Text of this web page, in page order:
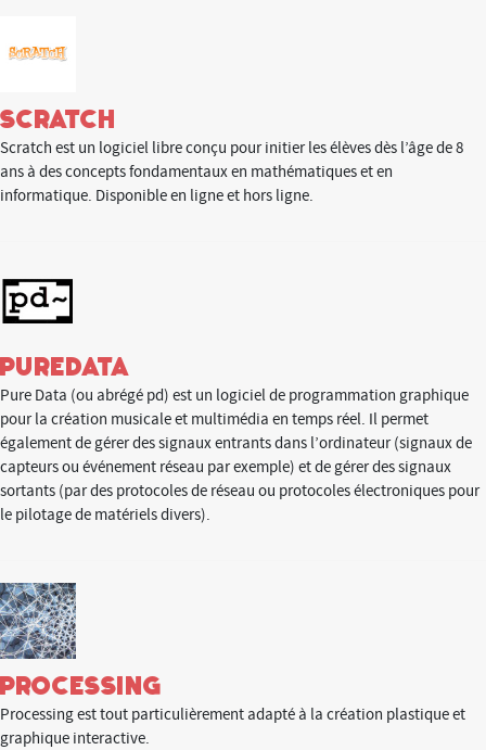
Scratch
Scratch est un logiciel libre conçu pour initier les élèves dès l’âge de 8
ans à des concepts fondamentaux en mathématiques et en
informatique. Disponible en ligne et hors ligne.
PureData
Pure Data (ou abrégé pd) est un logiciel de programmation graphique
pour la création musicale et multimédia en temps réel. Il permet
également de gérer des signaux entrants dans l’ordinateur (signaux de
capteurs ou événement réseau par exemple) et de gérer des signaux
sortants (par des protocoles de réseau ou protocoles électroniques pour
le pilotage de matériels divers).
Processing
Processing est tout particulièrement adapté à la création plastique et
graphique interactive.